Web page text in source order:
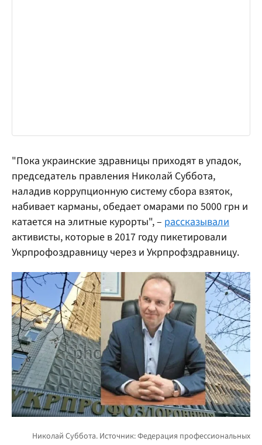
"Пока украинские здравницы приходят в упадок,
председатель правления Николай Суббота,
наладив коррупционную систему сбора взяток,
набивает карманы, обедает омарами по 5000 грн и
катается на элитные курорты", – рассказывали
активисты, которые в 2017 году пикетировали
Укрпрофоздравницу через и Укрпрофздравницу.